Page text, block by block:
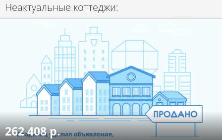
Неактуальные коттеджи:
262 408 р.